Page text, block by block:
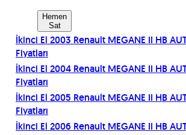
Hemen
Sat
İkinci El 2003 Renault MEGANE II HB
Fiyatları
İkinci El 2004 Renault MEGANE II HB
Fiyatları
İkinci El 2005 Renault MEGANE II HB
Fiyatları
İkinci El 2006 Renault MEGANE II HB